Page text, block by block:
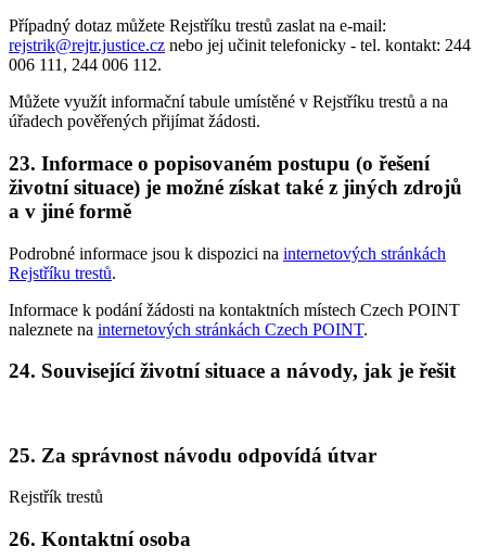
Případný dotaz můžete Rejstříku trestů zaslat na e-mail:
rejstrik@rejtr.justice.cz nebo jej učinit telefonicky - tel. kontakt: 244
006 111, 244 006 112.
Můžete využít informační tabule umístěné v Rejstříku trestů a na
úřadech pověřených přijímat žádosti.
23. Informace o popisovaném postupu (o řešení
životní situace) je možné získat také z jiných zdrojů
a v jiné formě
Podrobné informace jsou k dispozici na internetových stránkách
Rejstříku trestů.
Informace k podání žádosti na kontaktních místech Czech POINT
naleznete na internetových stránkách Czech POINT.
24. Související životní situace a návody, jak je řešit
25. Za správnost návodu odpovídá útvar
Rejstřík trestů
26. Kontaktní osoba